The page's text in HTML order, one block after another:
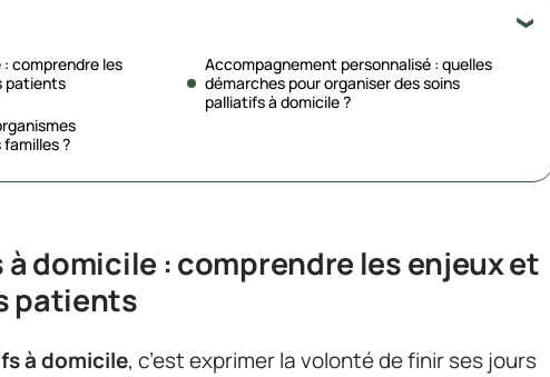
comprendre les
patients
?
Accompagnement personnalisé : quelles
démarches pour organiser des soins
palliatifs à domicile ?
domicile : comprendre les enjeux et
patients
à domicile, c’est exprimer la volonté de finir ses jours